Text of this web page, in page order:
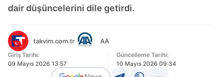
dair düşüncelerini dile getirdi.
takvim.com.tr AA
Giriş Tarihi:
09 Mayıs 2026 13:57
Güncelleme Tarihi:
10 Mayıs 2026 09:34